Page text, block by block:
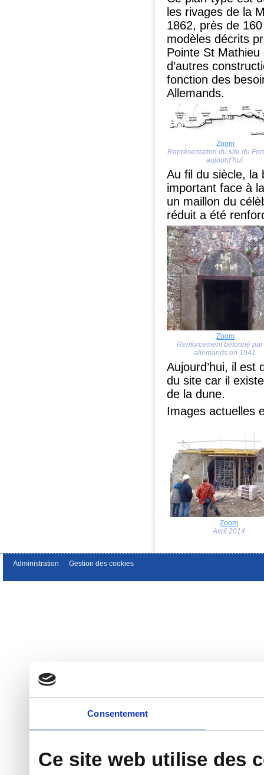
Consentement
Ce site web utilise des
les rivages de la
1862, près de
modèles décrits
Pointe St
d’autres
fonction des
Allemands.
Zoom
Représentation du site du
aujourd’hui.
Au fil du siècle, la
important face à
un maillon du
réduit a été
Zoom
Renforcement bétonné
allemands en 1941.
Aujourd’hui, il est
du site car il
de la dune.
Images actuelles
Zoom
Avril 2014
Administration Gestion des cookies